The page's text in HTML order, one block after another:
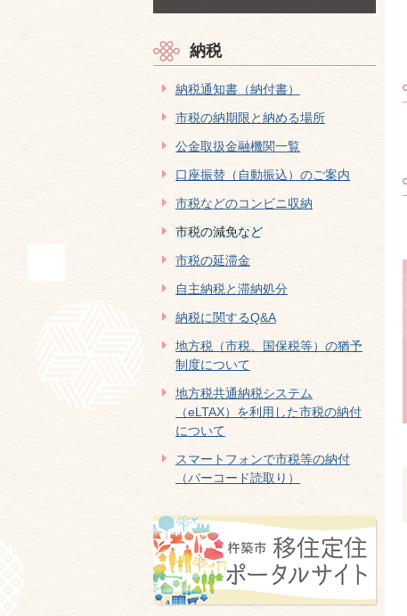
納税
納税通知書（納付書）
市税の納期限と納める場所
公金取扱金融機関一覧
口座振替（自動振込）のご案内
市税などのコンビニ収納
市税の減免など
市税の延滞金
自主納税と滞納処分
納税に関するQ&A
地方税（市税、国保税等）の猶予
制度について
地方税共通納税システム
（eLTAX）を利用した市税の納付
について
スマートフォンで市税等の納付
（バーコード読取り）